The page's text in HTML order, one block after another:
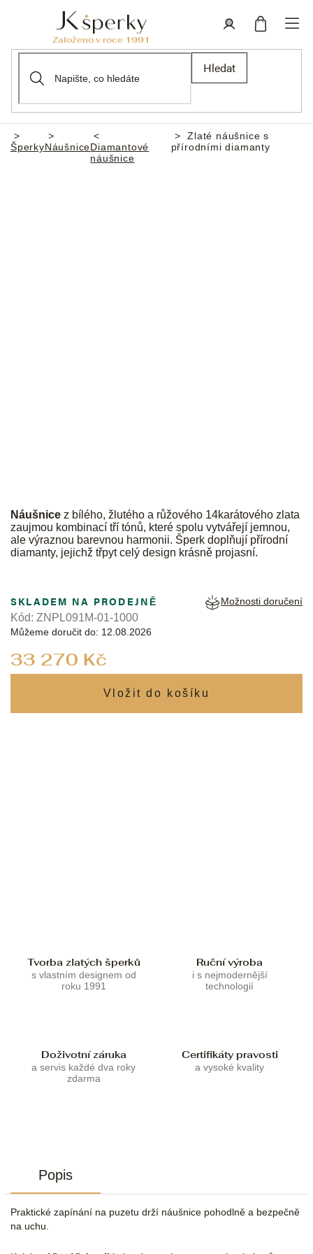
Hledat
Domů
ŠperkyNáušniceDiamantové
náušnice
Zlaté náušnice s
přírodními diamanty
Náušnice z bílého, žlutého a růžového 14karátového zlata
zaujmou kombinací tří tónů, které spolu vytvářejí jemnou,
ale výraznou barevnou harmonii. Šperk doplňují přírodní
diamanty, jejichž třpyt celý design krásně projasní.
33 270 Kč
SKLADEM NA PRODEJNĚ
Můžeme doručit do: 12.08.2026
Možnosti doručení
Kód: ZNPL091M-01-1000
Tvorba zlatých šperků
s vlastním designem od
roku 1991
Ruční výroba
i s nejmodernější
technologií
Doživotní záruka
a servis každé dva roky
zdarma
Certifikáty pravosti
a vysoké kvality
Popis
Praktické zapínání na puzetu drží náušnice pohodlně a bezpečně
na uchu.